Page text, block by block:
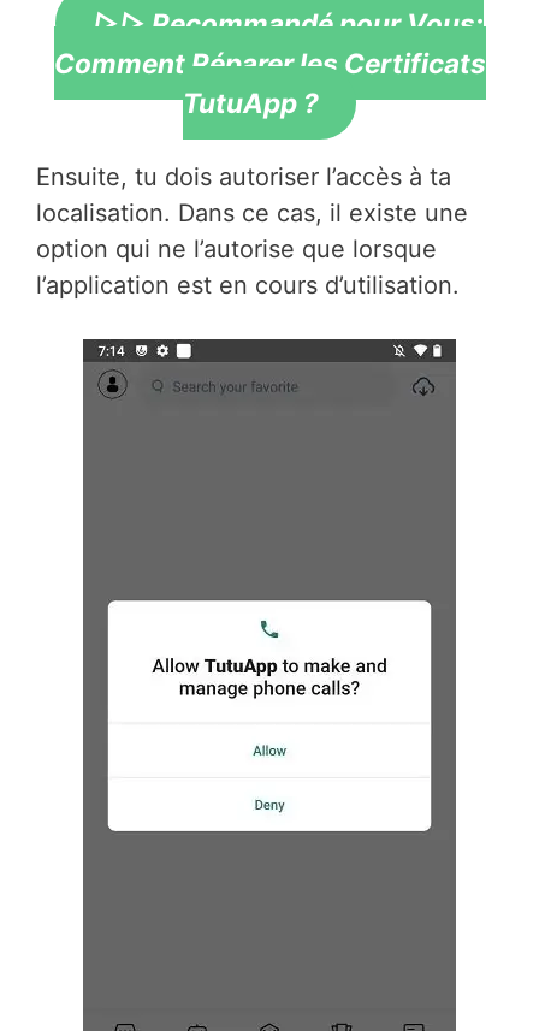
▷▷ Recommandé pour Vous:
Comment Réparer les Certificats
TutuApp ?
Ensuite, tu dois autoriser l’accès à ta
localisation. Dans ce cas, il existe une
option qui ne l’autorise que lorsque
l’application est en cours d’utilisation.